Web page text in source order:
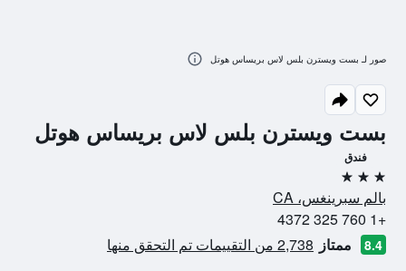
بست ويسترن بلس لاس بريساس هوتل
فندق
3 نجوم
بالم سبرينغس، CA
+1 760 325 4372
8.4 ممتاز 2,738 من التقييمات تم التحقق منها
صور لـ بست ويسترن بلس لاس بريساس هوتل